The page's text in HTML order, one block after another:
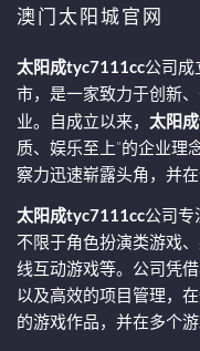
澳门太阳城官网
太阳成tyc7111cc公司成
市，是一家致力于创新
业。自成立以来， 太阳
质、娱乐至上”的企业理
察力迅速崭露头角，并
太阳成tyc7111cc公司专
不限于角色扮演类游戏
线互动游戏等。公司凭
以及高效的项目管理，
的游戏作品，并在多个